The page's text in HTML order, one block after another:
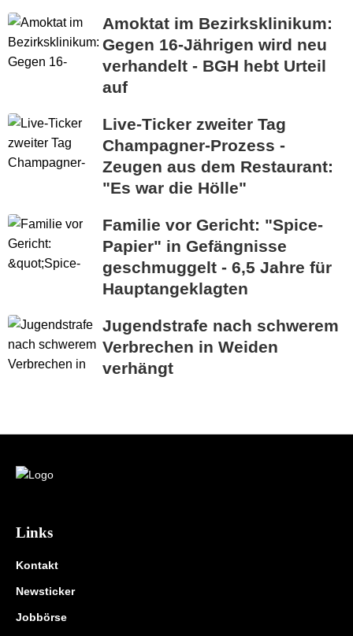
Amoktat im Bezirksklinikum:
Gegen 16-Jährigen wird neu
verhandelt - BGH hebt Urteil
auf
Live-Ticker zweiter Tag
Champagner-Prozess -
Zeugen aus dem Restaurant:
"Es war die Hölle"
Familie vor Gericht: "Spice-
Papier" in Gefängnisse
geschmuggelt - 6,5 Jahre für
Hauptangeklagten
Jugendstrafe nach schwerem
Verbrechen in Weiden
verhängt
Links
Kontakt
Newsticker
Jobbörse